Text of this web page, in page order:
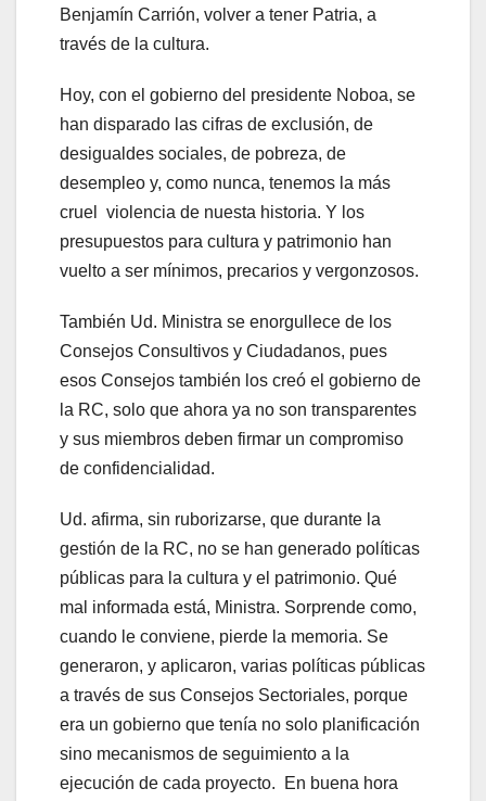
Benjamín Carrión, volver a tener Patria, a
través de la cultura.
Hoy, con el gobierno del presidente Noboa, se
han disparado las cifras de exclusión, de
desigualdes sociales, de pobreza, de
desempleo y, como nunca, tenemos la más
cruel violencia de nuesta historia. Y los
presupuestos para cultura y patrimonio han
vuelto a ser mínimos, precarios y vergonzosos.
También Ud. Ministra se enorgullece de los
Consejos Consultivos y Ciudadanos, pues
esos Consejos también los creó el gobierno de
la RC, solo que ahora ya no son transparentes
y sus miembros deben firmar un compromiso
de confidencialidad.
Ud. afirma, sin ruborizarse, que durante la
gestión de la RC, no se han generado políticas
públicas para la cultura y el patrimonio. Qué
mal informada está, Ministra. Sorprende como,
cuando le conviene, pierde la memoria. Se
generaron, y aplicaron, varias políticas públicas
a través de sus Consejos Sectoriales, porque
era un gobierno que tenía no solo planificación
sino mecanismos de seguimiento a la
ejecución de cada proyecto. En buena hora